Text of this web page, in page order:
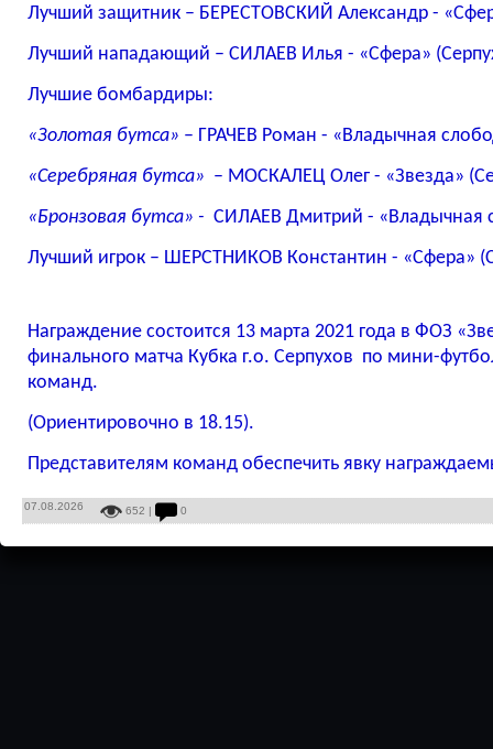
Лучший защитник – БЕРЕСТОВСКИЙ Александр -
Лучший нападающий – СИЛАЕВ Илья - «Сфера»
Лучшие бомбардиры:
«Золотая бутса» – ГРАЧЕВ Роман - «Владычная
«Серебряная бутса» – МОСКАЛЕЦ Олег - «Звезда»
«Бронзовая бутса» - СИЛАЕВ Дмитрий - «Владычная
Лучший игрок – ШЕРСТНИКОВ Константин - «Сфера»
Награждение состоится 13 марта 2021 года в ФОЗ
финального матча Кубка г.о. Серпухов по мини-
команд.
(Ориентировочно в 18.15).
Представителям команд обеспечить явку
07.08.2026 652 | 0